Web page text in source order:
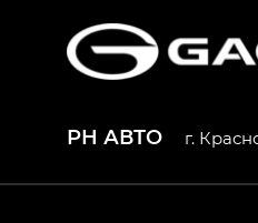
РН АВТО г.